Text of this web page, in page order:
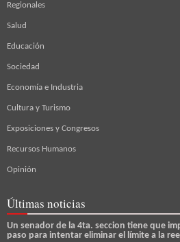
Regionales
Salud
Educación
Sociedad
Economía e Industria
Cultura y Turismo
Exposiciones y Congresos
Recursos Humanos
Opinión
Últimas noticias
Un senador de la 4ta. seccion tiene que
paso para intentar eliminar el límite a la